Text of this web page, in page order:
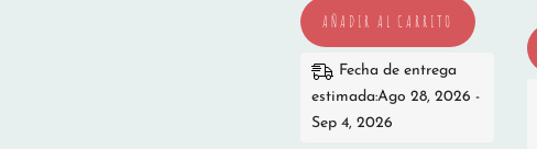
AÑADIR AL CARRITO
Fecha de entrega
estimada:Ago 28, 2026 -
Sep 4, 2026